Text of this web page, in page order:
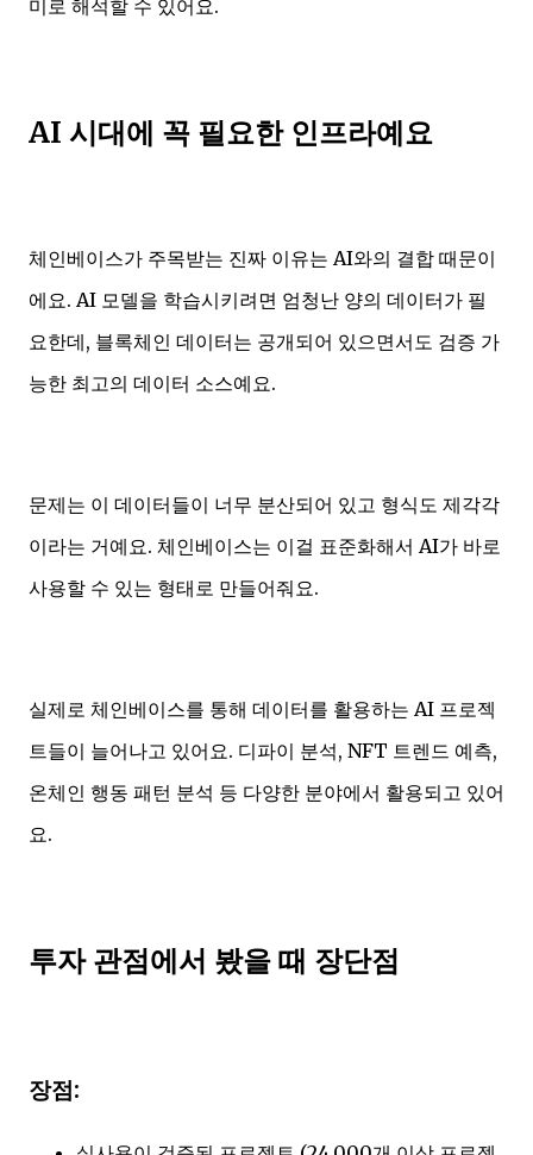
미로 해석할 수 있어요.
AI 시대에 꼭 필요한 인프라예요
체인베이스가 주목받는 진짜 이유는 AI와의 결합 때문이
에요. AI 모델을 학습시키려면 엄청난 양의 데이터가 필
요한데, 블록체인 데이터는 공개되어 있으면서도 검증 가
능한 최고의 데이터 소스예요.
문제는 이 데이터들이 너무 분산되어 있고 형식도 제각각
이라는 거예요. 체인베이스는 이걸 표준화해서 AI가 바로
사용할 수 있는 형태로 만들어줘요.
실제로 체인베이스를 통해 데이터를 활용하는 AI 프로젝
트들이 늘어나고 있어요. 디파이 분석, NFT 트렌드 예측,
온체인 행동 패턴 분석 등 다양한 분야에서 활용되고 있어
요.
투자 관점에서 봤을 때 장단점
장점: